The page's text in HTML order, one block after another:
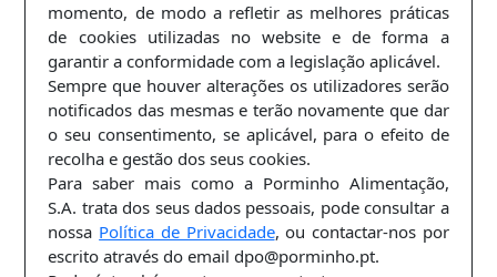
momento, de modo a refletir as melhores práticas
de cookies utilizadas no website e de forma a
garantir a conformidade com a legislação aplicável.
Sempre que houver alterações os utilizadores serão
notificados das mesmas e terão novamente que dar
o seu consentimento, se aplicável, para o efeito de
recolha e gestão dos seus cookies.
Para saber mais como a Porminho Alimentação,
S.A. trata dos seus dados pessoais, pode consultar a
nossa Política de Privacidade, ou contactar-nos por
escrito através do email dpo@porminho.pt.